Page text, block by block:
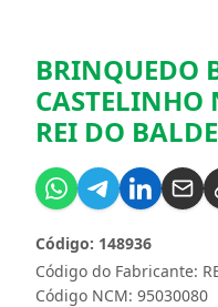
BRINQUEDO
CASTELINHO
REI DO BALDE
Código do Fabricante:
Código: 148936
Código NCM: 95030080